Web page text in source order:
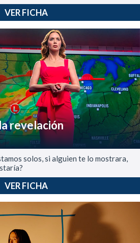
VER FICHA
revelación
solos, si alguien te lo mostrara,
VER FICHA